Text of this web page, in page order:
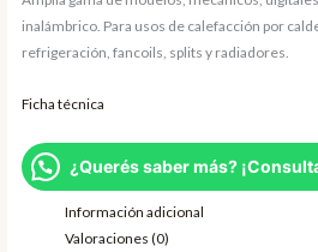
inalámbrico. Para usos de calefacción por
refrigeración, fancoils, splits y radiadores.
Ficha técnica
¿Querés saber más?
Información adicional
Valoraciones (0)